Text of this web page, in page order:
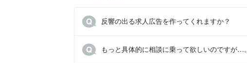
反響の出る求人広告を作ってくれますか？
もっと具体的に相談に乗って欲しいのですが…。